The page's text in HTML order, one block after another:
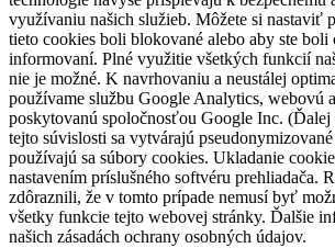
využívaniu našich služieb. Môžete si nastaviť
tieto cookies boli blokované alebo aby ste boli
informovaní. Plné využitie všetkých funkcií
nie je možné. K navrhovaniu a neustálej
používame službu Google Analytics, webovú
poskytovanú spoločnosťou Google Inc.
tejto súvislosti sa vytvárajú
používajú sa súbory cookies. Ukladanie
nastavením príslušného softvéru prehliadača.
zdôraznili, že v tomto prípade nemusí byť
všetky funkcie tejto webovej stránky. Ďalšie
našich zásadách ochrany osobných údajov.